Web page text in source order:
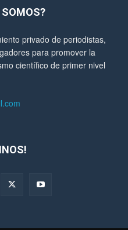
SOMOS?
privado de periodistas,
para promover la
científico de primer nivel